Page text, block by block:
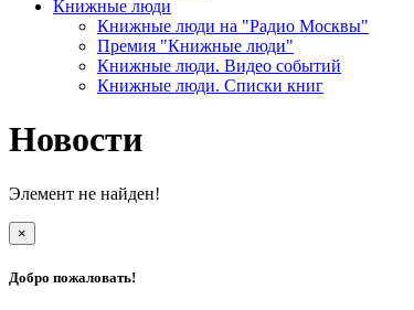
Книжные люди
Книжные люди на "Радио Москвы"
Премия "Книжные люди"
Книжные люди. Видео событий
Книжные люди. Списки книг
Новости
Элемент не найден!
×
Добро пожаловать!